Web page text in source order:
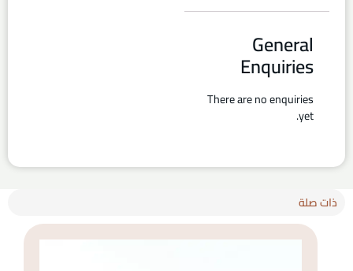
General
Enquiries
There are no enquiries
yet.
ذات صلة